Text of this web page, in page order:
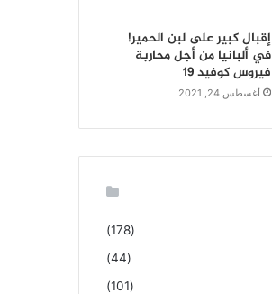
إقبال كبير على لبن الحمير!
في ألبانيا من أجل محاربة
فيروس كوفيد 19
أغسطس 24, 2021
(178)
(44)
(101)